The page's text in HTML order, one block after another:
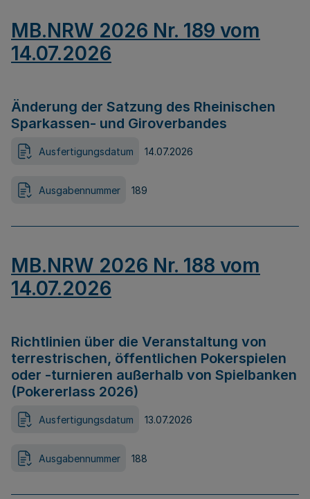
MB.NRW 2026 Nr. 189 vom
14.07.2026
Änderung der Satzung des Rheinischen
Sparkassen- und Giroverbandes
Ausfertigungsdatum 14.07.2026
Ausgabennummer 189
MB.NRW 2026 Nr. 188 vom
14.07.2026
Richtlinien über die Veranstaltung von
terrestrischen, öffentlichen Pokerspielen
oder -turnieren außerhalb von Spielbanken
(Pokererlass 2026)
Ausfertigungsdatum 13.07.2026
Ausgabennummer 188